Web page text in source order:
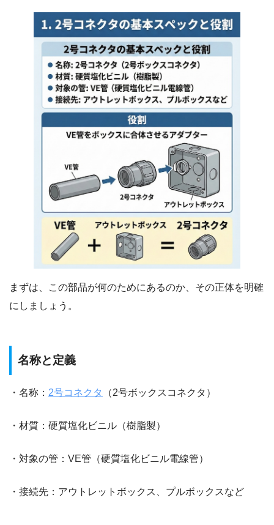
まずは、この部品が何のためにあるのか、その正体を明確
にしましょう。
名称と定義
・名称： 2号コネクタ （2号ボックスコネクタ）
・材質：硬質塩化ビニル（樹脂製）
・対象の管：VE管（硬質塩化ビニル電線管）
・接続先：アウトレットボックス、プルボックスなど